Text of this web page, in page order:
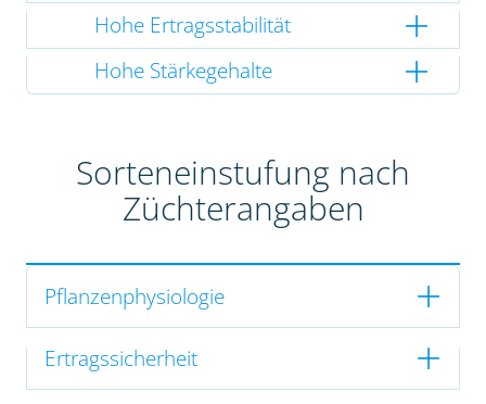
Hohe Ertragsstabilität
Hohe Stärkegehalte
Sorteneinstufung nach
Züchterangaben
Pflanzenphysiologie
Ertragssicherheit